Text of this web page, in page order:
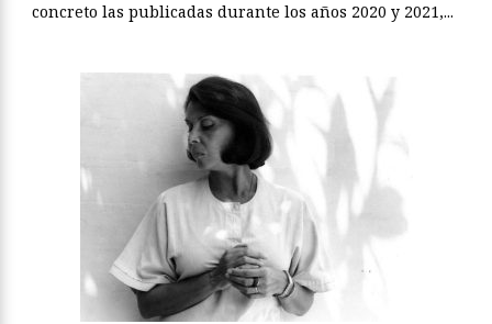
concreto las publicadas durante los años 2020 y 2021,...